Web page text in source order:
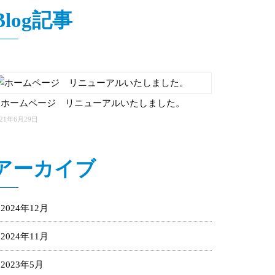
記事
ホームページ リニューアルいたしました。
年6月29日
ーカイブ
2024年12月
2024年11月
2023年5月